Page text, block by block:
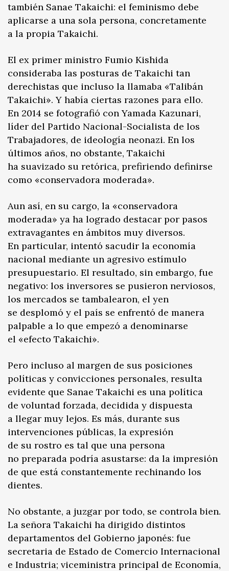
también Sanae Takaichi: el feminismo debe
aplicarse a una sola persona, concretamente
a la propia Takaichi.
El ex primer ministro Fumio Kishida
consideraba las posturas de Takaichi tan
derechistas que incluso la llamaba «Talibán
Takaichi». Y había ciertas razones para ello.
En 2014 se fotografió con Yamada Kazunari,
líder del Partido Nacional-Socialista de los
Trabajadores, de ideología neonazi. En los
últimos años, no obstante, Takaichi
ha suavizado su retórica, prefiriendo definirse
como «conservadora moderada».
Aun así, en su cargo, la «conservadora
moderada» ya ha logrado destacar por pasos
extravagantes en ámbitos muy diversos.
En particular, intentó sacudir la economía
nacional mediante un agresivo estímulo
presupuestario. El resultado, sin embargo, fue
negativo: los inversores se pusieron nerviosos,
los mercados se tambalearon, el yen
se desplomó y el país se enfrentó de manera
palpable a lo que empezó a denominarse
el «efecto Takaichi».
Pero incluso al margen de sus posiciones
políticas y convicciones personales, resulta
evidente que Sanae Takaichi es una política
de voluntad forzada, decidida y dispuesta
a llegar muy lejos. Es más, durante sus
intervenciones públicas, la expresión
de su rostro es tal que una persona
no preparada podría asustarse: da la impresión
de que está constantemente rechinando los
dientes.
No obstante, a juzgar por todo, se controla bien.
La señora Takaichi ha dirigido distintos
departamentos del Gobierno japonés: fue
secretaria de Estado de Comercio Internacional
e Industria; viceministra principal de Economía,